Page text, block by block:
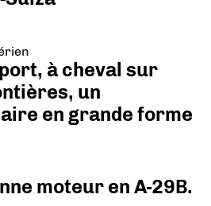
à cheval sur
un
en grande forme
moteur en A-29B.